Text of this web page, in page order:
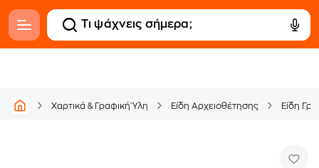
Χαρτικά & Γραφική Ύλη Είδη Αρχειοθέτησης Είδη